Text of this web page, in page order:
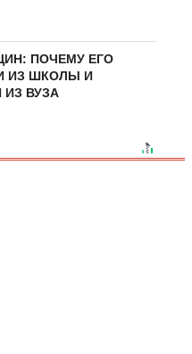
ПОЧЕМУ ЕГО
ИЗ ШКОЛЫ И
ВУЗА